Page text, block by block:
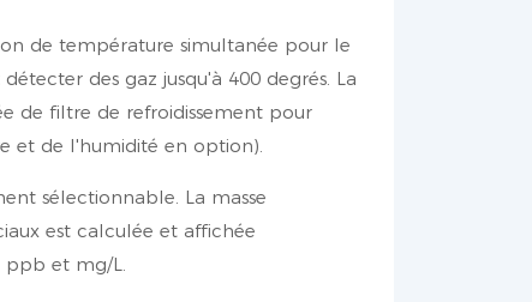
de température simultanée pour le
des gaz jusqu'à 400 degrés. La
de filtre de refroidissement pour
et de l'humidité en option).
sélectionnable. La masse
est calculée et affichée
et mg/L.